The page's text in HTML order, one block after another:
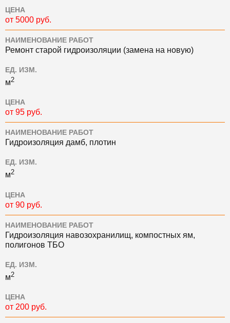
ЦЕНА
от 5000 руб.
НАИМЕНОВАНИЕ РАБОТ
Ремонт старой гидроизоляции (замена на новую)
ЕД. ИЗМ.
м2
ЦЕНА
от 95 руб.
НАИМЕНОВАНИЕ РАБОТ
Гидроизоляция дамб, плотин
ЕД. ИЗМ.
м2
ЦЕНА
от 90 руб.
НАИМЕНОВАНИЕ РАБОТ
Гидроизоляция навозохранилищ, компостных ям,
полигонов ТБО
ЕД. ИЗМ.
м2
ЦЕНА
от 200 руб.